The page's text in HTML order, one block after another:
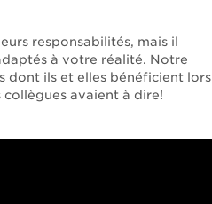
responsabilités, mais il
à votre réalité. Notre
dont ils et elles bénéficient lors
avaient à dire!